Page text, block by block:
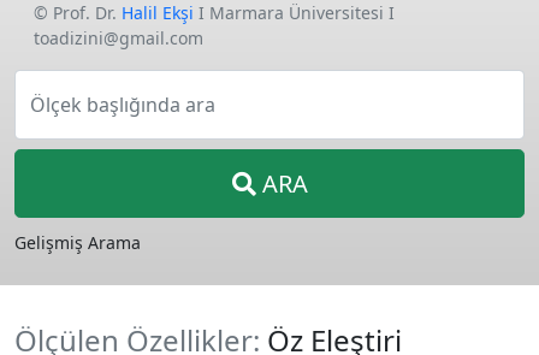
© Prof. Dr. Halil Ekşi I Marmara Üniversitesi I
toadizini@gmail.com
Ölçek başlığında ara
ARA
Gelişmiş Arama
Ölçülen Özellikler: Öz Eleştiri